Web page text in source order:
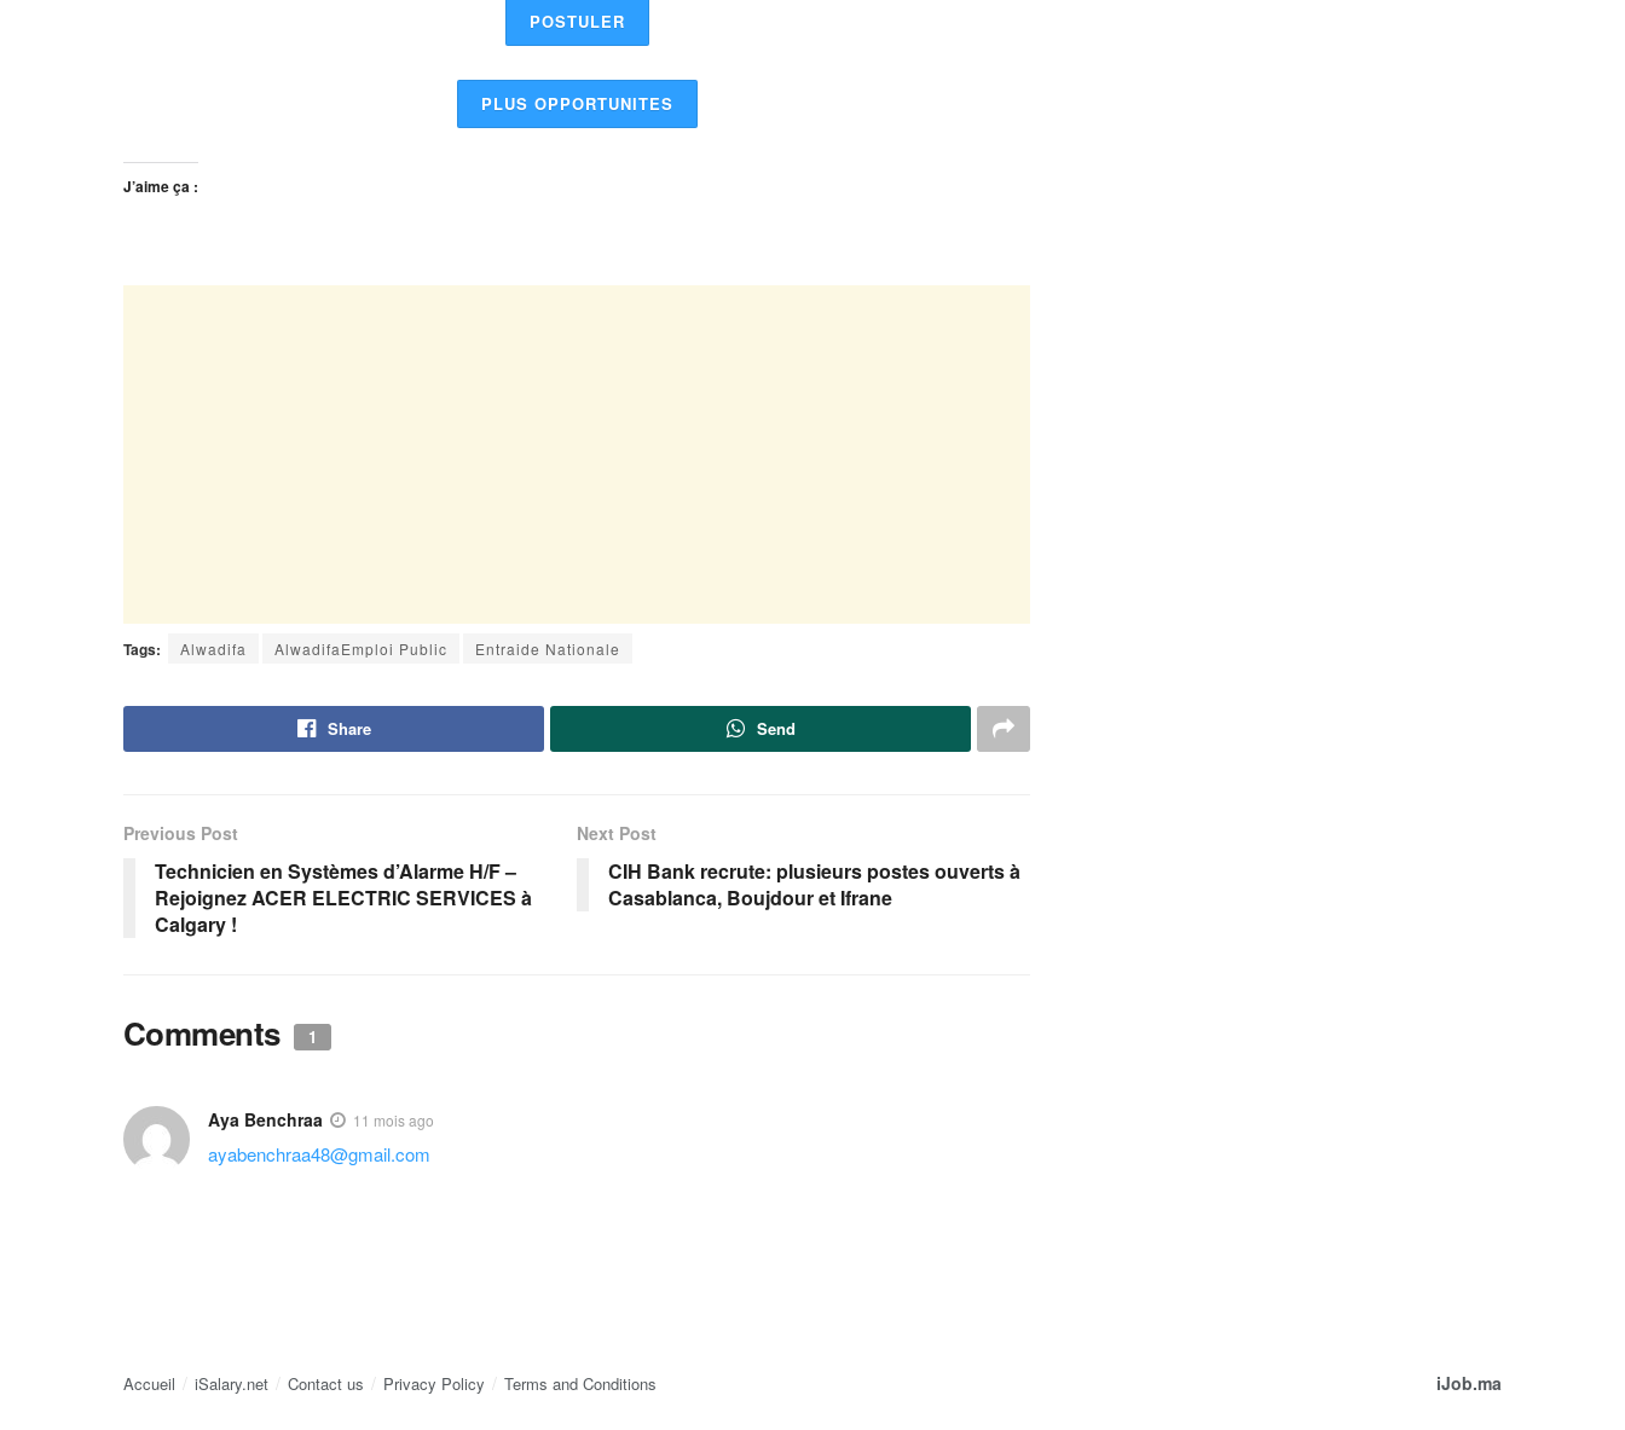
POSTULER
PLUS OPPORTUNITES
J’aime ça :
Tags: Alwadifa AlwadifaEmploi Public Entraide Nationale
Share Send
Previous Post
Technicien en Systèmes d’Alarme H/F –
Rejoignez ACER ELECTRIC SERVICES à
Calgary !
Next Post
CIH Bank recrute: plusieurs postes ouverts à
Casablanca, Boujdour et Ifrane
Comments 1
Aya Benchraa 11 mois ago
ayabenchraa48@gmail.com
Accueil iSalary.net Contact us Privacy Policy Terms and Conditions iJob.ma